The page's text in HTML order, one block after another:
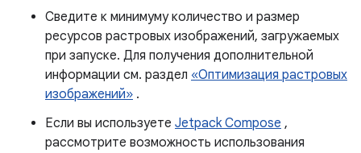
Сведите к минимуму количество и размер
ресурсов растровых изображений, загружаемых
при запуске. Для получения дополнительной
информации см. раздел «Оптимизация растровых
изображений» .
Если вы используете Jetpack Compose ,
рассмотрите возможность использования